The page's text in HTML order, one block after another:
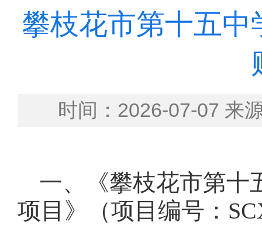
攀枝花市第十五
时间：2026-07-07
一、
《攀枝花市第
项目》（项目编号：